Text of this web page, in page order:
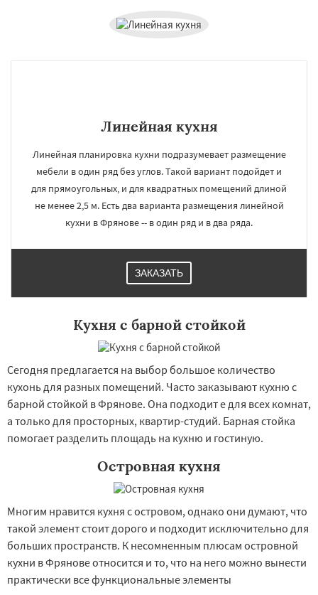
Линейная кухня
Линейная планировка кухни подразумевает размещение
мебели в один ряд без углов. Такой вариант подойдет и
для прямоугольных, и для квадратных помещений длиной
не менее 2,5 м. Есть два варианта размещения линейной
кухни в Фрянове -- в один ряд и в два ряда.
ЗАКАЗАТЬ
Кухня с барной стойкой
Сегодня предлагается на выбор большое количество
кухонь для разных помещений. Часто заказывают кухню с
барной стойкой в Фрянове. Она подходит е для всех комнат,
а только для просторных, квартир-студий. Барная стойка
помогает разделить площадь на кухню и гостиную.
Островная кухня
Многим нравится кухня с островом, однако они думают, что
такой элемент стоит дорого и подходит исключительно для
больших пространств. К несомненным плюсам островной
кухни в Фрянове относится и то, что на него можно вынести
практически все функциональные элементы